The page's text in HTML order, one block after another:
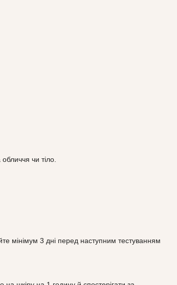
чи тіло.
мінімум 3 дні перед наступним тестуванням